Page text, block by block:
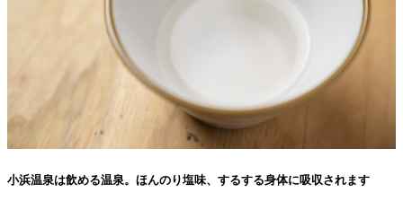
小浜温泉は飲める温泉。ほんのり塩味、するする身体に吸収されます